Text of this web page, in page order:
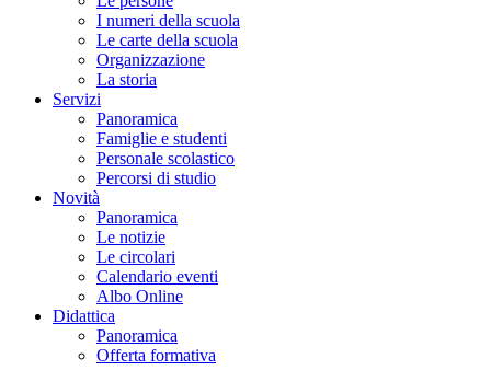
I numeri della scuola
Le carte della scuola
Organizzazione
La storia
Servizi
Panoramica
Famiglie e studenti
Personale scolastico
Percorsi di studio
Novità
Panoramica
Le notizie
Le circolari
Calendario eventi
Albo Online
Didattica
Panoramica
Offerta formativa